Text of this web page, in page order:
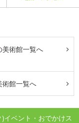
美術館一覧へ
術館一覧へ
イベント・おでかけス